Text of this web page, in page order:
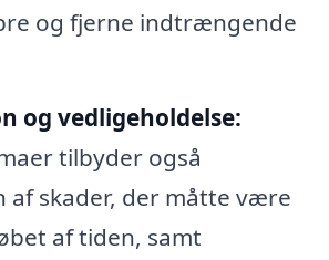
og fjerne indtrængende
og vedligeholdelse:
tilbyder også
af skader, der måtte være
af tiden, samt